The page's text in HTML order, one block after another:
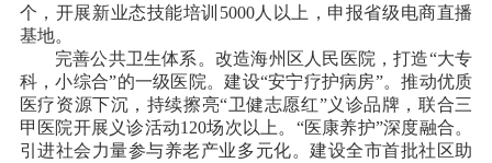
个，开展新业态技能培训5000人以上，申报省级电商直播
基地。
完善公共卫生体系。改造海州区人民医院，打造“大专
科，小综合”的一级医院。建设“安宁疗护病房”。推动优质
医疗资源下沉，持续擦亮“卫健志愿红”义诊品牌，联合三
甲医院开展义诊活动120场次以上。“医康养护”深度融合。
引进社会力量参与养老产业多元化。建设全市首批社区助